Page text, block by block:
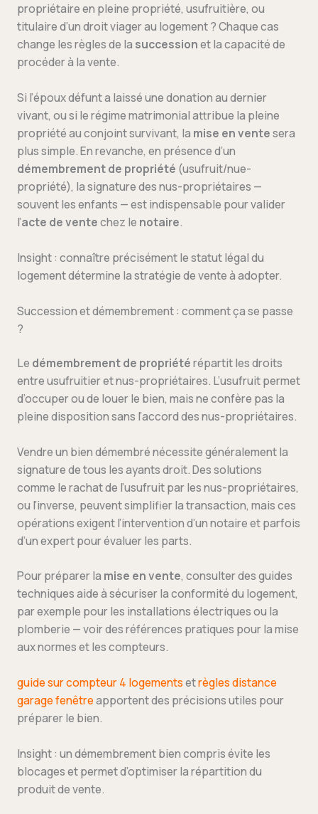
propriétaire en pleine propriété, usufruitière, ou
titulaire d’un droit viager au logement ? Chaque cas
change les règles de la successionet la capacité de
procéder à la vente.
Si l’époux défunt a laissé une donation au dernier
vivant, ou si le régime matrimonial attribue la pleine
propriété au conjoint survivant, la mise en ventesera
plus simple. En revanche, en présence d’un
démembrement de propriété (usufruit/nue-
propriété), la signature des nus-propriétaires —
souvent les enfants — est indispensable pour valider
l’acte de ventechez le notaire.
Insight : connaître précisément le statut légal du
logement détermine la stratégie de vente à adopter.
Succession et démembrement : comment ça se passe
?
Le démembrement de propriétérépartit les droits
entre usufruitier et nus-propriétaires. L’usufruit permet
d’occuper ou de louer le bien, mais ne confère pas la
pleine disposition sans l’accord des nus-propriétaires.
Vendre un bien démembré nécessite généralement la
signature de tous les ayants droit. Des solutions
comme le rachat de l’usufruit par les nus-propriétaires,
ou l’inverse, peuvent simplifier la transaction, mais ces
opérations exigent l’intervention d’un notaire et parfois
d’un expert pour évaluer les parts.
Pour préparer la mise en vente, consulter des guides
techniques aide à sécuriser la conformité du logement,
par exemple pour les installations électriques ou la
plomberie — voir des références pratiques pour la mise
aux normes et les compteurs.
guide sur compteur 4 logementsetrègles distance
garage fenêtreapportent des précisions utiles pour
préparer le bien.
Insight : un démembrement bien compris évite les
blocages et permet d’optimiser la répartition du
produit de vente.